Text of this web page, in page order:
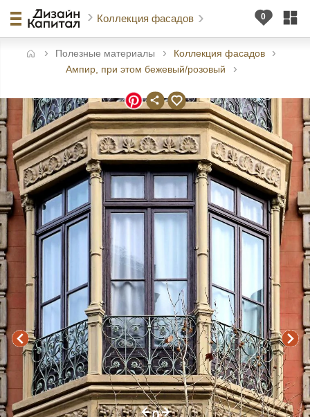
Коллекция фасадов
Полезные материалы
Коллекция фасадов
Ампир, при этом бежевый/розовый